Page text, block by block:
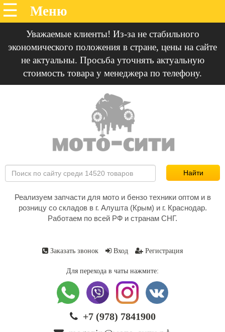
Уважаемые клиенты! Из-за не стабильного
экономического положения в стране, цены на сайте
не актуальны. Просьба уточнять актуальную
стоимость товара у менеджера по телефону.
Реализуем запчасти для мото и бензо техники оптом и в
розницу со складов в г. Алушта (Крым) и г. Краснодар.
Работаем по всей РФ и странам СНГ.
Заказать звонок Вход Регистрация
Для перехода в чаты нажмите:
+7 (978) 7841900